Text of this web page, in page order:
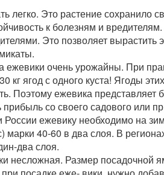
легко. Это растение сохранило
к болезням и
Это позволяет вырастить
очень урожайны. При
кг ягод с одного куста! Ягоды
Поэтому ежевика представляет
прибыль со своего садового или
России ежевику необходимо на
марки 40‑60 в два слоя. В
слоя.
несложная. Размер посадочной